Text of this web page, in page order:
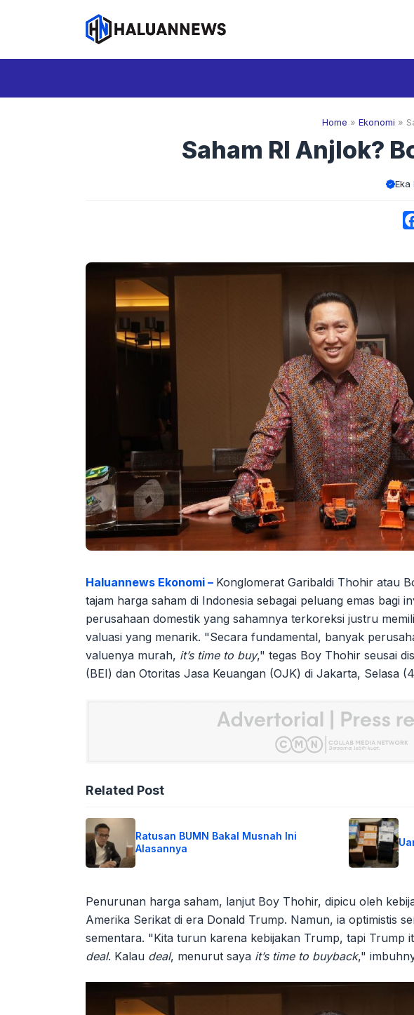
Home » Ekonomi »
Saham RI Anjlok?
Eka
Haluannews Ekonomi – Konglomerat Garibaldi Thohir atau
tajam harga saham di Indonesia sebagai peluang emas bagi
perusahaan domestik yang sahamnya terkoreksi justru
valuasi yang menarik. "Secara fundamental, banyak
valuenya murah, it’s time to buy," tegas Boy Thohir seusai
(BEI) dan Otoritas Jasa Keuangan (OJK) di Jakarta, Selasa
Related Post
Ratusan BUMN Bakal Musnah Ini
Alasannya
Penurunan harga saham, lanjut Boy Thohir, dipicu oleh
Amerika Serikat di era Donald Trump. Namun, ia optimistis
sementara. "Kita turun karena kebijakan Trump, tapi Trump
deal. Kalau deal, menurut saya it’s time to buyback,"